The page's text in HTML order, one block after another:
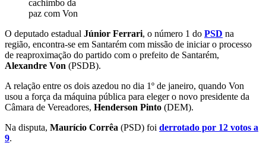
cachimbo da
paz com Von
O deputado estadual Júnior Ferrari, o número 1 do PSD na
região, encontra-se em Santarém com missão de iniciar o processo
de reaproximação do partido com o prefeito de Santarém,
Alexandre Von (PSDB).
A relação entre os dois azedou no dia 1º de janeiro, quando Von
usou a força da máquina pública para eleger o novo presidente da
Câmara de Vereadores, Henderson Pinto (DEM).
Na disputa, Maurício Corrêa (PSD) foi derrotado por 12 votos a
9.